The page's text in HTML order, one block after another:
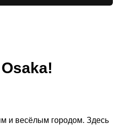
и весёлым городом. Здесь